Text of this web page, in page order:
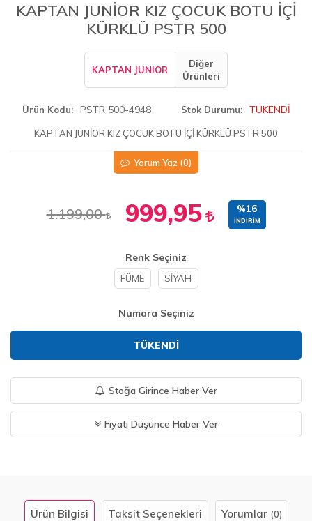
KAPTAN JUNİOR KIZ ÇOCUK BOTU İÇİ
KÜRKLÜ PSTR 500
KAPTAN JUNIOR
Diğer
Ürünleri
Ürün Kodu PSTR 500-4948 Stok Durumu TÜKENDİ
KAPTAN JUNİOR KIZ ÇOCUK BOTU İÇİ KÜRKLÜ PSTR 500
Yorum Yaz (0)
1.199,00 999,95 %16
İNDIRIM
Renk Seçiniz
FÜME SİYAH
Numara Seçiniz
TÜKENDI
Stoğa Girince Haber Ver
Fiyatı Düşünce Haber Ver
Ürün Bilgisi Taksit Seçenekleri Yorumlar (0)